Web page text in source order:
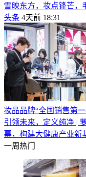
雪映东方，妆点锋芒，
头条 4天前 18:31
妆品品牌“全国销售第
引领未来，定义纯净 |
幕，构建大健康产业新
一周热门